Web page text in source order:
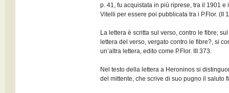
p. 41, fu acquistata in più riprese, tra il 1901
Vitelli per essere poi pubblicata tra i P.Flor. (II
La lettera è scritta sul verso, contro le fibre;
lettera del verso, vergato contro le fibre?, si
un’altra lettera, edito come P.Flor. III 373.
Nel testo della lettera a Heroninos si
del mittente, che scrive di suo pugno il saluto